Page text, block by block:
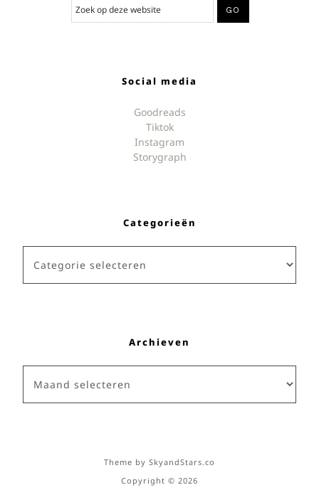
Social media
Goodreads
Tiktok
Instagram
Storygraph
Categorieën
Archieven
Theme by SkyandStars.co
Copyright © 2026